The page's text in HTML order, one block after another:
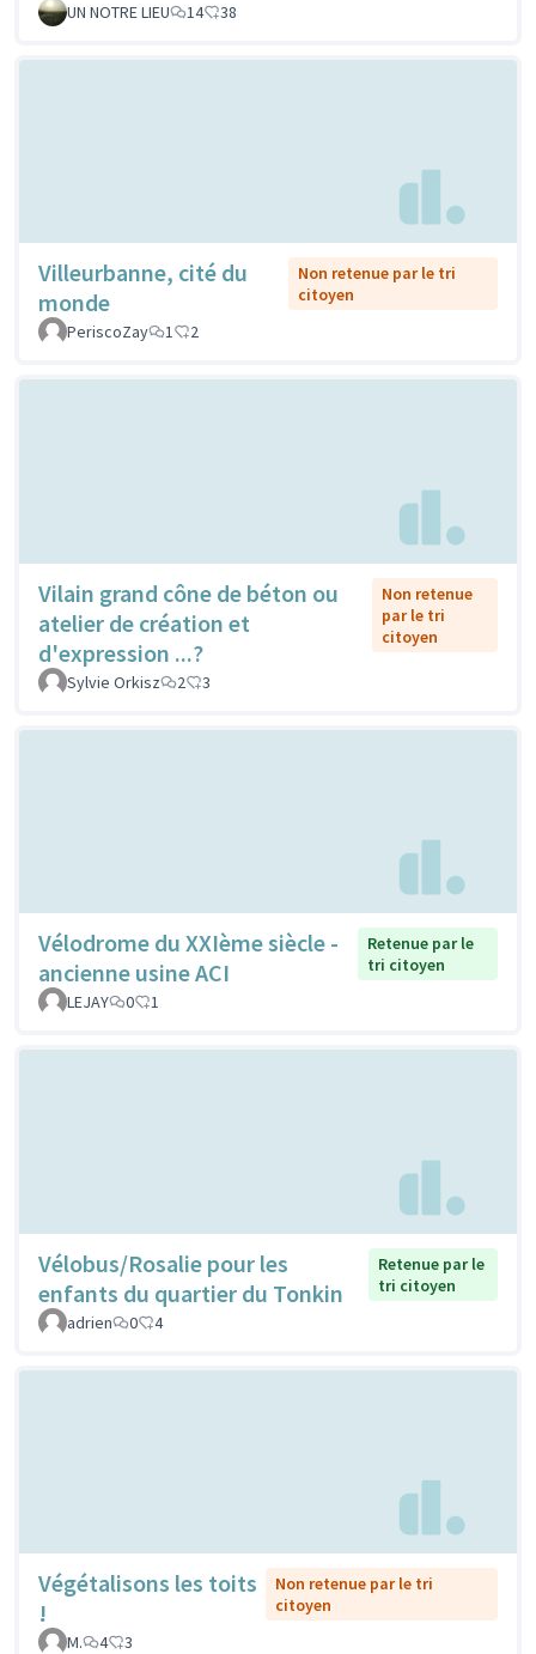
UN NOTRE LIEU 14 38
Villeurbanne, cité du
monde
Non retenue par le tri
citoyen
PeriscoZay
1 2
Vilain grand cône de béton ou
atelier de création et
d'expression ...?
Non retenue
par le tri
citoyen
Sylvie Orkisz 2 3
Vélodrome du XXIème siècle -
ancienne usine ACI
Retenue par le
tri citoyen
LEJAY
0 1
Vélobus/Rosalie pour les
enfants du quartier du Tonkin
Retenue par le
tri citoyen
adrien
0 4
Végétalisons les toits
!
Non retenue par le tri
citoyen
M.
4 3